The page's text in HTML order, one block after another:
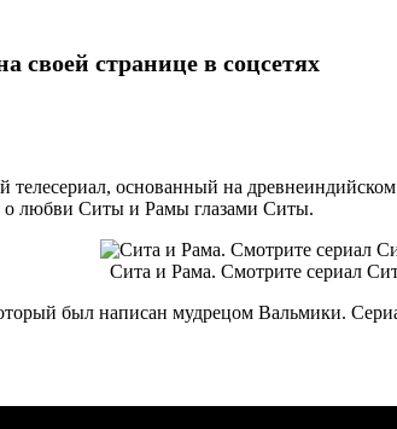
своей странице в соцсетях
основанный на древнеиндийском
о любви Ситы и Рамы глазами Ситы.
Сита и Рама. Смотрите сериал
был написан мудрецом Вальмики.